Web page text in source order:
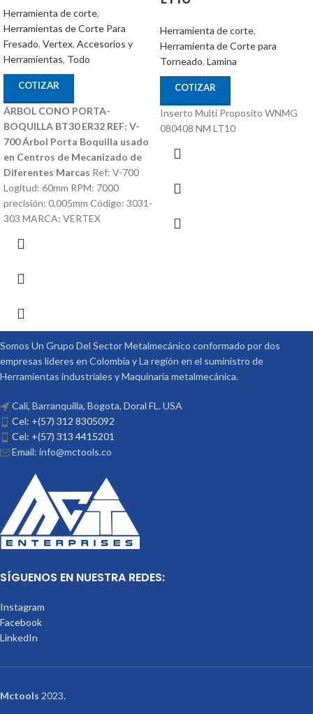
Herramienta de corte,
Herramientas de Corte Para
Fresado, Vertex, Accesorios y
Herramientas, Todo
COTIZAR
ÁRBOL CONO PORTA-
BOQUILLA BT30 ER32 REF: V-
700Árbol Porta Boquilla usado
en Centros de Mecanizado de
Diferentes Marcas Ref: V-700
Logitud: 60mm RPM: 7000
precisión: 0,005mm Código: 3031-
303 MARCA: VERTEX
Herramienta de corte,
Herramienta de Corte para
Torneado, Lamina
COTIZAR
Inserto Multi Proposito WNMG
080408 NM LT10
Somos Un Grupo Del Sector Metalmecánico conformado por dos
empresas lideres en Colombia y La región en el suministro de
Herramientas industriales y Maquinaria metalmecánica.
Cali, Barranquilla, Bogota, Doral FL. USA
Cel: +(57) 312 8305092
Cel: +(57) 313 4415201
Email: info@mctools.co
SÍGUENOS EN NUESTRA REDES:
Instagram
Facebook
LinkedIn
Mctools 2023.